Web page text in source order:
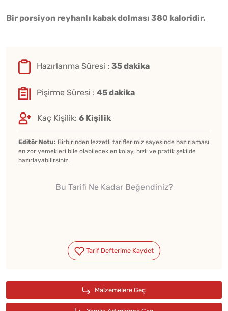
Bir porsiyon reyhanlı kabak dolması 380 kaloridir.
Hazırlanma Süresi : 35 dakika
Pişirme Süresi : 45 dakika
Kaç Kişilik: 6 Kişilik
Editör Notu: Birbirinden lezzetli tariflerimiz sayesinde hazırlaması
en zor yemekleri bile olabilecek en kolay, hızlı ve pratik şekilde
hazırlayabilirsiniz.
Bu Tarifi Ne Kadar Beğendiniz?